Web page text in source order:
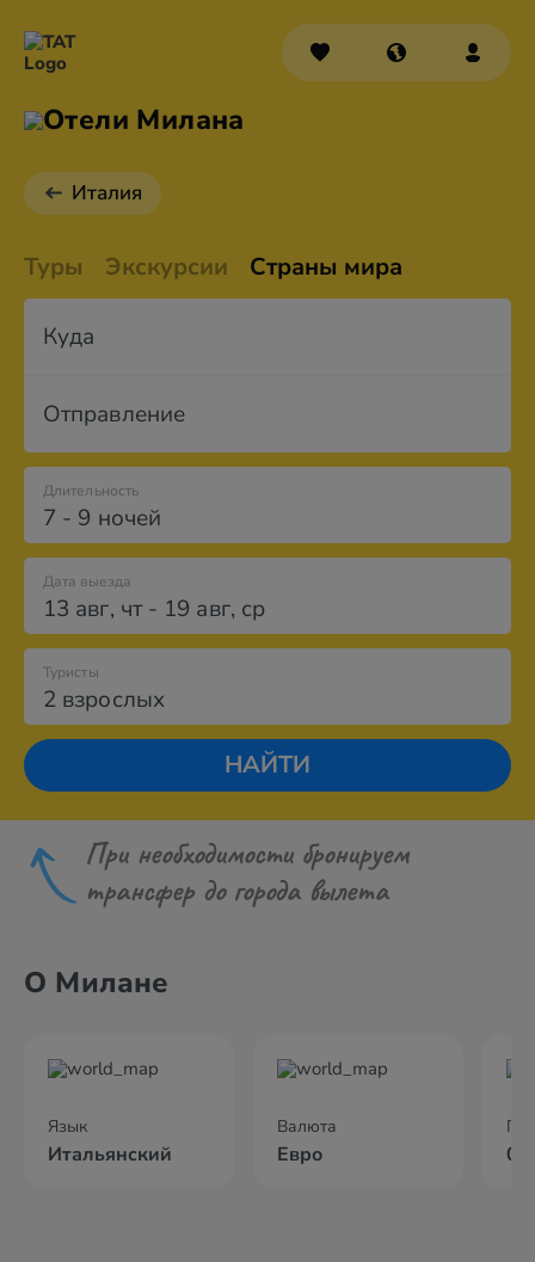
Отели Милана
Италия
Туры Экскурсии Страны мира
Куда
Отправление
7 - 9 ночей
Длительность
Дата выезда
13 авг, чт- 19 авг, ср
2 взрослых
Туристы
НАЙТИ
При необходимости бронируем
трансфер до города вылета
О Милане
Язык
Итальянский
Валюта
Евро